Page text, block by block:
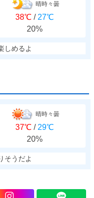
晴時々曇
38℃ / 27℃
20%
しめるよ
晴時々曇
37℃ / 29℃
20%
そうだよ